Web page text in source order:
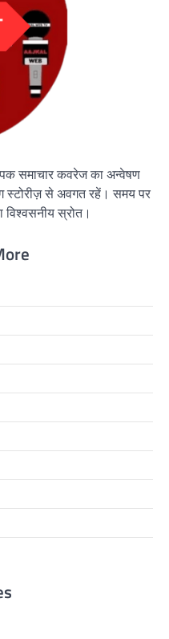
समाचार कवरेज का अन्वेषण
स्टोरीज़ से अवगत रहें। समय पर
स्रोत।